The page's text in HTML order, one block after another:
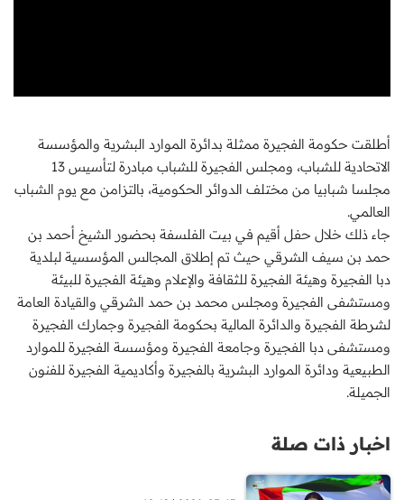
أطلقت حكومة الفجيرة ممثلة بدائرة الموارد البشرية والمؤسسة
الاتحادية للشباب، ومجلس الفجيرة للشباب مبادرة لتأسيس 13
مجلسا شبابيا من مختلف الدوائر الحكومية، بالتزامن مع يوم الشباب
العالمي.
جاء ذلك خلال حفل أقيم في بيت الفلسفة بحضور الشيخ أحمد بن
حمد بن سيف الشرقي حيث تم إطلاق المجالس المؤسسية لبلدية
دبا الفجيرة وهيئة الفجيرة للثقافة والإعلام وهيئة الفجيرة للبيئة
ومستشفى الفجيرة ومجلس محمد بن حمد الشرقي والقيادة العامة
لشرطة الفجيرة والدائرة المالية بحكومة الفجيرة وجمارك الفجيرة
ومستشفى دبا الفجيرة وجامعة الفجيرة ومؤسسة الفجيرة للموارد
الطبيعية ودائرة الموارد البشرية بالفجيرة وأكاديمية الفجيرة للفنون
الجميلة.
اخبار ذات صلة